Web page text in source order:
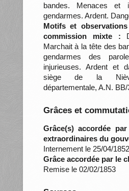
bandes. Menaces et
gendarmes. Ardent.
Motifs et
commission mixte :
Marchait à la tête des
gendarmes des
injurieuses. Ardent et
siège de la
départementale, A.N.
Grâces et
Grâce(s) accordée
extraordinaires du
Internement le 25/04/1852
Grâce accordée par le
Remise le 02/02/1853